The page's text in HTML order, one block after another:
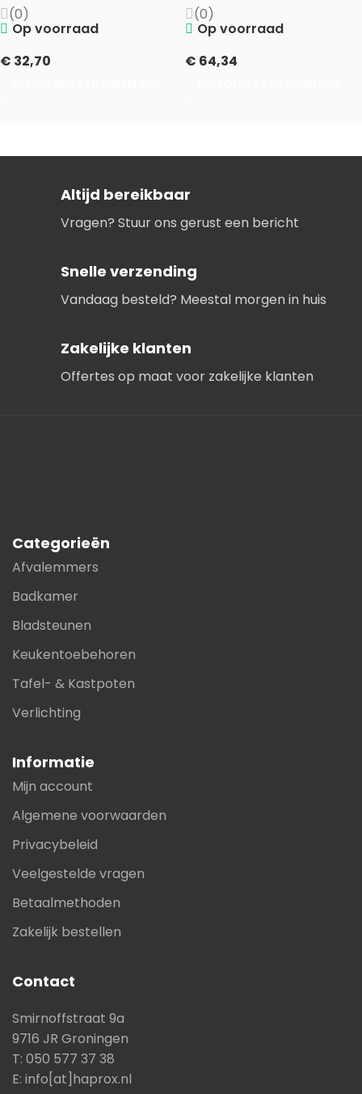
(0)
Op voorraad
€ 32,70
P.st/150Kg. P.pr.
(0)
Op voorraad
€ 64,34
Altijd bereikbaar
Vragen? Stuur ons gerust een bericht
Snelle verzending
Vandaag besteld? Meestal morgen in huis
Zakelijke klanten
Offertes op maat voor zakelijke klanten
Categorieën
Afvalemmers
Badkamer
Bladsteunen
Keukentoebehoren
Tafel- & Kastpoten
Verlichting
Informatie
Mijn account
Algemene voorwaarden
Privacybeleid
Veelgestelde vragen
Betaalmethoden
Zakelijk bestellen
Contact
Smirnoffstraat 9a
9716 JR Groningen
T: 050 577 37 38
E: info[at]haprox.nl